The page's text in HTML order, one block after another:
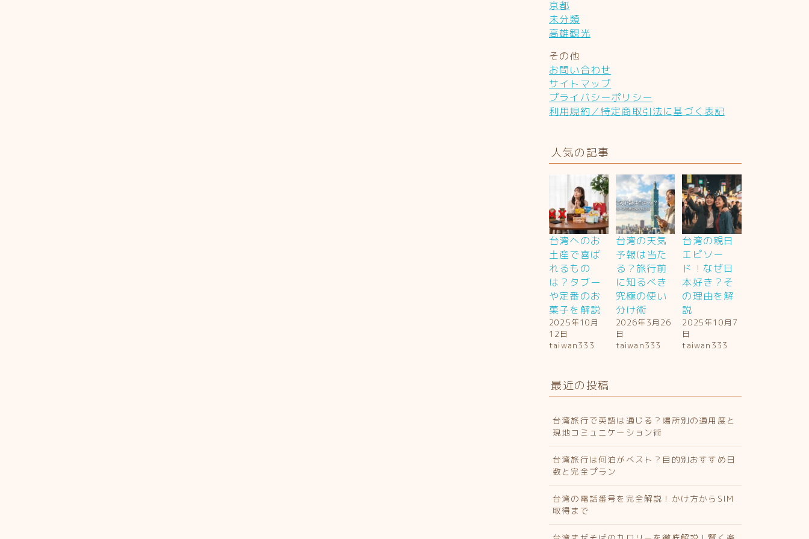
京都
未分類
高雄観光
その他
お問い合わせ
サイトマップ
プライバシーポリシー
利用規約／特定商取引法に基づく表記
人気の記事
台湾へのお
土産で喜ば
れるもの
は？タブー
や定番のお
菓子を解説
2025年10月
12日
taiwan333
台湾の天気
予報は当た
る？旅行前
に知るべき
究極の使い
分け術
2026年3月26
日
taiwan333
台湾の親日
エピソー
ド！なぜ日
本好き？そ
の理由を解
説
2025年10月7
日
taiwan333
最近の投稿
台湾旅行で英語は通じる？場所別の通用度と
現地コミュニケーション術
台湾旅行は何泊がベスト？目的別おすすめ日
数と完全プラン
台湾の電話番号を完全解説！かけ方からSIM
取得まで